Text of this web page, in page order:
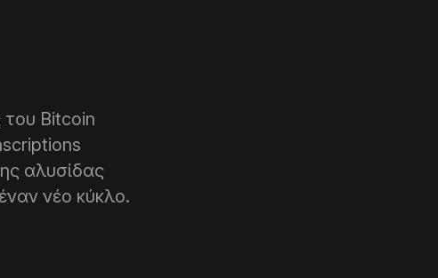
του Bitcoin
αλυσίδας
νέο κύκλο.